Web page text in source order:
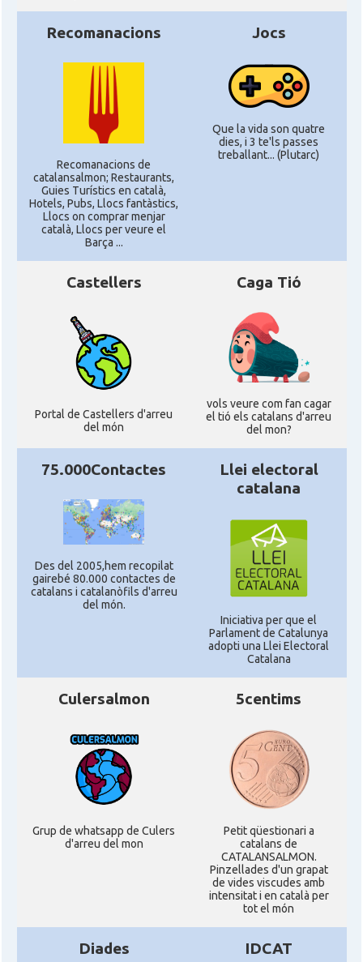
Recomanacions
Recomanacions de
catalansalmon; Restaurants,
Guies Turístics en català,
Hotels, Pubs, Llocs fantàstics,
Llocs on comprar menjar
català, Llocs per veure el
Barça ...
Jocs
Que la vida son quatre
dies, i 3 te'ls passes
treballant... (Plutarc)
Castellers
Portal de Castellers d'arreu
del món
Caga Tió
vols veure com fan cagar
el tió els catalans d'arreu
del mon?
75.000Contactes
Des del 2005,hem recopilat
gairebé 80.000 contactes de
catalans i catalanòfils d'arreu
del món.
Llei electoral
catalana
Iniciativa per que el
Parlament de Catalunya
adopti una Llei Electoral
Catalana
Culersalmon
Grup de whatsapp de Culers
d'arreu del mon
5centims
Petit qüestionari a
catalans de
CATALANSALMON.
Pinzellades d'un grapat
de vides viscudes amb
intensitat i en català per
tot el món
Diades IDCAT